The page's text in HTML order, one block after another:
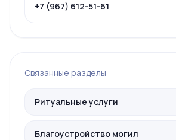
+7 (967) 612-51-61
Связанные разделы
Ритуальные услуги
Благоустройство могил